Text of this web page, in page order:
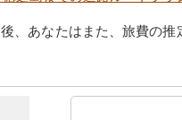
、あなたはまた、旅費の推